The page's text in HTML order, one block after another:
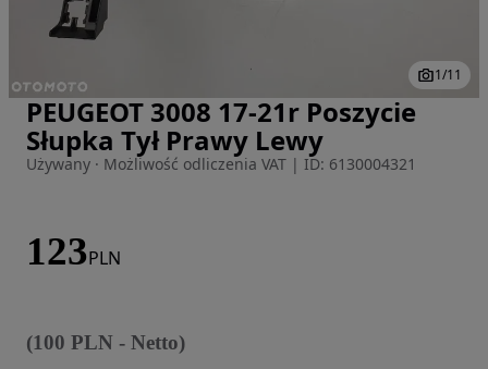
Zdjęcie 1 z 11
1/11
PEUGEOT 3008 17-21r Poszycie
Słupka Tył Prawy Lewy
Używany · Możliwość odliczenia VAT | ID: 6130004321
123PLN
(100 PLN - Netto)